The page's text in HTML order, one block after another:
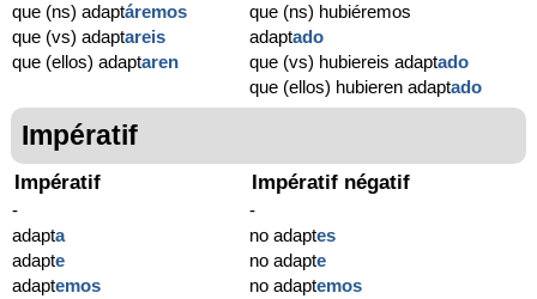
que (ns) adaptáremos
que (vs) adaptareis
que (ellos) adaptaren
que (ns) hubiéremos
adaptado
que (vs) hubiereis adaptado
que (ellos) hubieren adaptado
Impératif
Impératif
-
adapta
adapte
adaptemos
Impératif négatif
-
no adaptes
no adapte
no adaptemos